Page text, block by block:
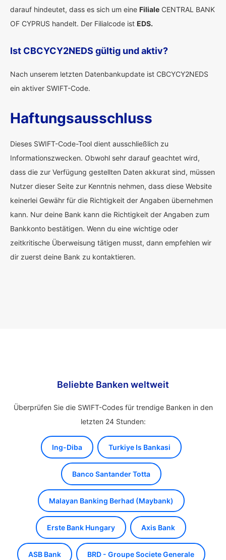
darauf hindeutet, dass es sich um eine Filiale CENTRAL BANK
OF CYPRUS handelt. Der Filialcode ist EDS.
Ist CBCYCY2NEDS gültig und aktiv?
Nach unserem letzten Datenbankupdate ist CBCYCY2NEDS
ein aktiver SWIFT-Code.
Haftungsausschluss
Dieses SWIFT-Code-Tool dient ausschließlich zu
Informationszwecken. Obwohl sehr darauf geachtet wird,
dass die zur Verfügung gestellten Daten akkurat sind, müssen
Nutzer dieser Seite zur Kenntnis nehmen, dass diese Website
keinerlei Gewähr für die Richtigkeit der Angaben übernehmen
kann. Nur deine Bank kann die Richtigkeit der Angaben zum
Bankkonto bestätigen. Wenn du eine wichtige oder
zeitkritische Überweisung tätigen musst, dann empfehlen wir
dir zuerst deine Bank zu kontaktieren.
Beliebte Banken weltweit
Überprüfen Sie die SWIFT-Codes für trendige Banken in den
letzten 24 Stunden:
Ing-Diba Turkiye Is Bankasi
Banco Santander Totta
Malayan Banking Berhad (Maybank)
Erste Bank Hungary Axis Bank
ASB Bank BRD - Groupe Societe Generale